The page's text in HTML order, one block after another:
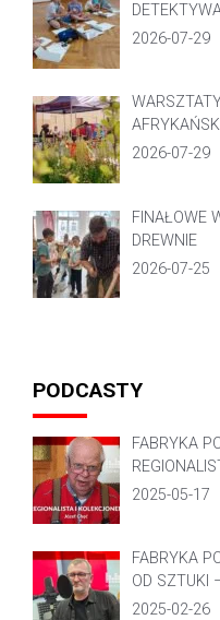
2026-07-29
2026-07-29
FINAŁOWE
DREWNIE
2026-07-25
PODCASTY
FABRYKA
2025-05-17
FABRYKA
OD SZTUKI
2025-02-26